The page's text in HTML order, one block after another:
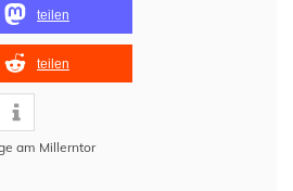
teilen
teilen
am Millerntor